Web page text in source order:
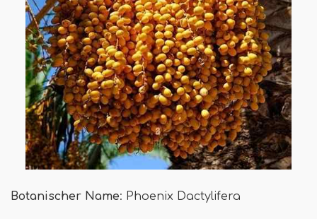
Botanischer Name: Phoenix Dactylifera